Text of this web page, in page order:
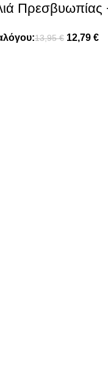
13,95€ 12,79 €